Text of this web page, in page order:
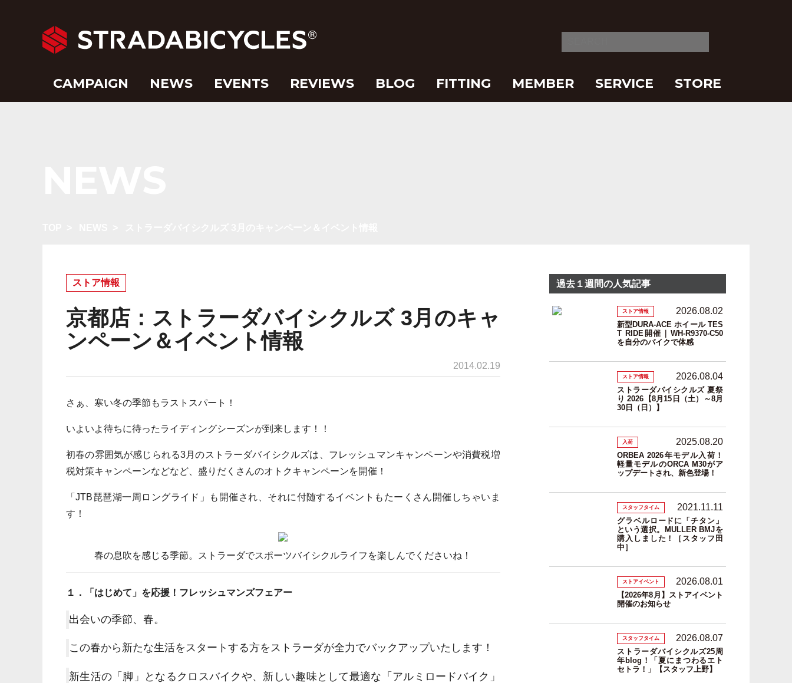
CAMPAIGN NEWS EVENTS REVIEWS BLOG FITTING MEMBER SERVICE STORE
ストア情報
京都店：ストラーダバイシクルズ 3月のキャ
ンペーン＆イベント情報
2014.02.19
さぁ、寒い冬の季節もラストスパート！
いよいよ待ちに待ったライディングシーズンが到来します！！
初春の雰囲気が感じられる3月のストラーダバイシクルズは、フレッシュマンキャンペーンや消費税増
税対策キャンペーンなどなど、盛りだくさんのオトクキャンペーンを開催！
「JTB琵琶湖一周ロングライド」も開催され、それに付随するイベントもたーくさん開催しちゃいま
す！
春の息吹を感じる季節。ストラーダでスポーツバイシクルライフを楽しんでくださいね！
１．「はじめて」を応援！フレッシュマンズフェアー
出会いの季節、春。
この春から新たな生活をスタートする方をストラーダが全力でバックアップいたします！
新生活の「脚」となるクロスバイクや、新しい趣味として最適な「アルミロードバイク」
過去１週間の人気記事
ストア情報 2026.08.02
新型DURA-ACE ホイール TES
T RIDE開催｜WH-R9370-C50
を自分のバイクで体感
ストア情報 2026.08.04
ストラーダバイシクルズ 夏祭
り 2026【8月15日（土）～8月
30日（日）】
入荷 2025.08.20
ORBEA 2026年モデル入荷！
軽量モデルのORCA M30がア
ップデートされ、新色登場！
スタッフタイム 2021.11.11
グラベルロードに「チタン」
という選択。MULLER BMJを
購入しました！［スタッフ田
中］
ストアイベント 2026.08.01
【2026年8月】ストアイベント
開催のお知らせ
スタッフタイム 2026.08.07
ストラーダバイシクルズ25周
年blog！「夏にまつわるエト
セトラ！」【スタッフ上野】